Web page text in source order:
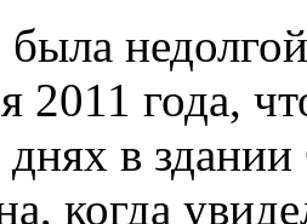
была
2011 года,
днях в
когда